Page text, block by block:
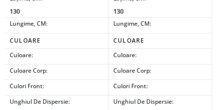
130 130
Lungime, CM: Lungime, CM:
CULOARE
CULOARE
Culoare:
Culoare:
Culoare Corp:
Culoare Corp:
Culori Front:
Culori Front:
Unghiul De Dispersie:
Unghiul De Dispersie: